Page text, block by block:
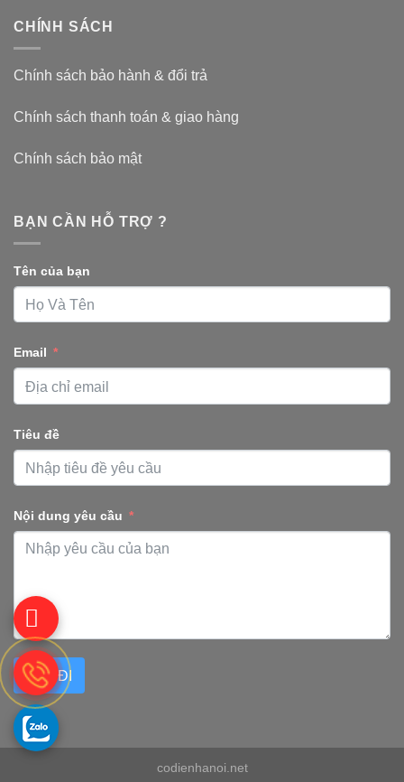
CHÍNH SÁCH
Chính sách bảo hành & đổi trả
Chính sách thanh toán & giao hàng
Chính sách bảo mật
BẠN CẦN HỖ TRỢ ?
Tên của bạn
Email
Tiêu đề
Nội dung yêu cầu
GỬI ĐI
codienhanoi.net